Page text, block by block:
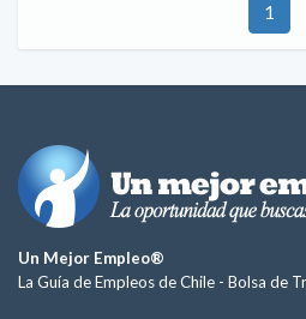
1
Un Mejor Empleo®
La Guía de Empleos de Chile - Bolsa de